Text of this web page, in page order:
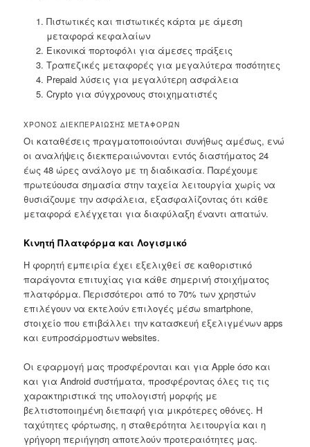
Πιστωτικές και πιστωτικές κάρτα με άμεση
μεταφορά κεφαλαίων
Εικονικά πορτοφόλι για άμεσες πράξεις
Τραπεζικές μεταφορές για μεγαλύτερα ποσότητες
Prepaid λύσεις για μεγαλύτερη ασφάλεια
Crypto για σύγχρονους στοιχηματιστές
ΧΡΌΝΟΣ ΔΙΕΚΠΕΡΑΊΩΣΗΣ ΜΕΤΑΦΟΡΏΝ
Οι καταθέσεις πραγματοποιούνται συνήθως αμέσως, ενώ
οι αναλήψεις διεκπεραιώνονται εντός διαστήματος 24
έως 48 ώρες ανάλογο με τη διαδικασία. Παρέχουμε
πρωτεύουσα σημασία στην ταχεία λειτουργία χωρίς να
θυσιάζουμε την ασφάλεια, εξασφαλίζοντας ότι κάθε
μεταφορά ελέγχεται για διαφύλαξη έναντι απατών.
Κινητή Πλατφόρμα και Λογισμικό
Η φορητή εμπειρία έχει εξελιχθεί σε καθοριστικό
παράγοντα επιτυχίας για κάθε σημερινή στοιχήματος
πλατφόρμα. Περισσότεροι από το 70% των χρηστών
επιλέγουν να εκτελούν επιλογές μέσω smartphone,
στοιχείο που επιβάλλει την κατασκευή εξελιγμένων apps
και ευπροσάρμοστων websites.
Οι εφαρμογή μας προσφέρονται και για Apple όσο και
και για Android συστήματα, προσφέροντας όλες τις τις
χαρακτηριστικά της υπολογιστή μορφής με
βελτιστοποιημένη διεπαφή για μικρότερες οθόνες. Η
ταχύτητες φόρτωσης, η σταθερότητα λειτουργία και η
γρήγορη περιήγηση αποτελούν προτεραιότητες μας.